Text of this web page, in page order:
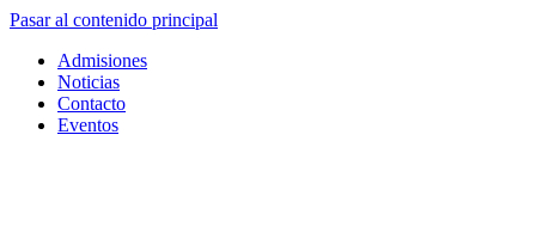
Pasar al contenido principal
Admisiones
Noticias
Contacto
Eventos